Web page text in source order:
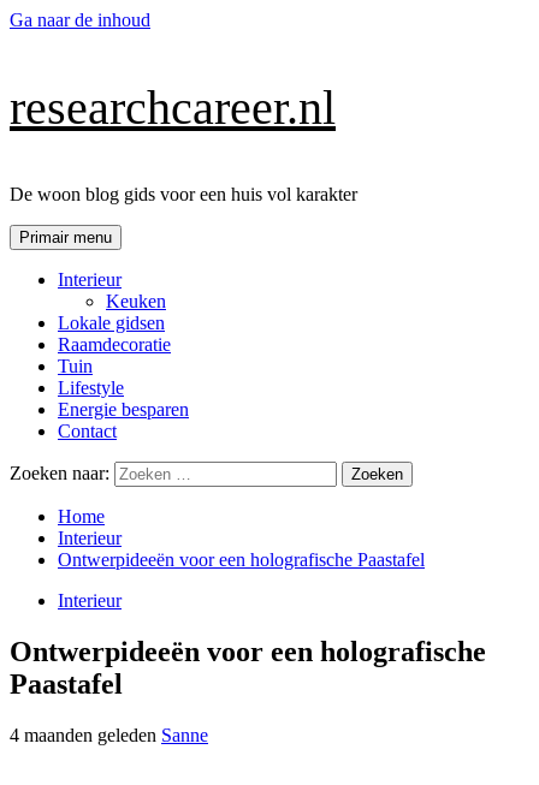
Ga naar de inhoud
researchcareer.nl
De woon blog gids voor een huis vol karakter
Primair menu
Interieur
Keuken
Lokale gidsen
Raamdecoratie
Tuin
Lifestyle
Energie besparen
Contact
Zoeken naar:
Home
Interieur
Ontwerpideeën voor een holografische Paastafel
Interieur
Ontwerpideeën voor een holografische
Paastafel
4 maanden geleden Sanne